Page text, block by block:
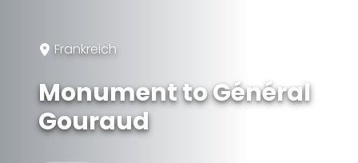
Frankreich
Monument to Général
Gouraud